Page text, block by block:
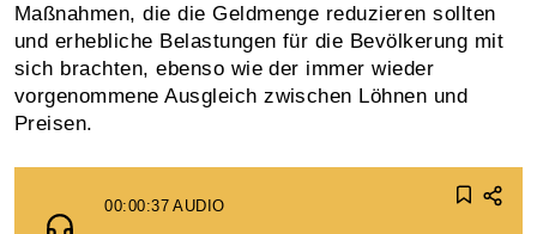
Maßnahmen, die die Geld­menge reduzieren sollten
und erhebliche Belastungen für die Bevölkerung mit
sich brachten, ebenso wie der immer wieder
vorgenommene Ausgleich zwischen Löhnen und
Preisen.
00:00:37AUDIO